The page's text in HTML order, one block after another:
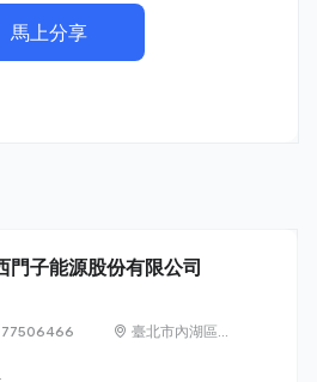
馬上分享
子能源股份有限公司
臺北市內湖區